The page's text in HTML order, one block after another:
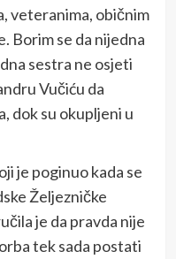
veteranima, običnim
Borim se da nijedna
sestra ne osjeti
Vučiću da
dok su okupljeni u
je poginuo kada se
Željezničke
je da pravda nije
tek sada postati